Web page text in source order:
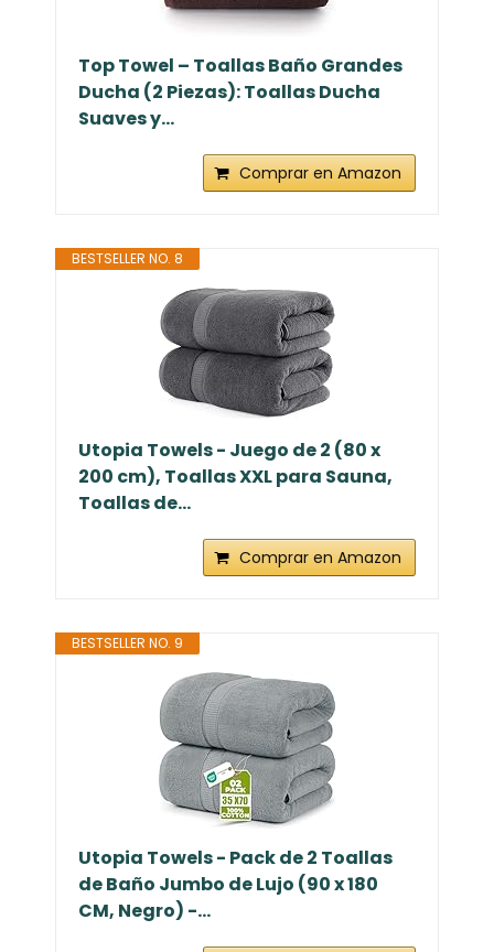
Top Towel – Toallas Baño Grandes
Ducha (2 Piezas): Toallas Ducha
Suaves y...
Comprar en Amazon
BESTSELLER NO. 8
Utopia Towels - Juego de 2 (80 x
200 cm), Toallas XXL para Sauna,
Toallas de...
Comprar en Amazon
BESTSELLER NO. 9
Utopia Towels - Pack de 2 Toallas
de Baño Jumbo de Lujo (90 x 180
CM, Negro) -...